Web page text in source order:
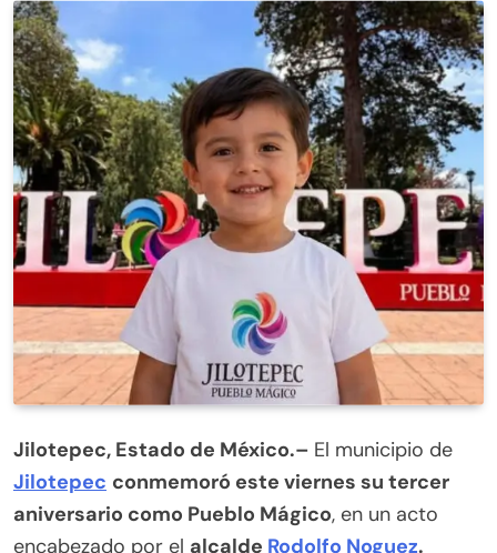
Jilotepec, Estado de México.– El municipio de
Jilotepec conmemoró este viernes su tercer
aniversario como Pueblo Mágico, en un acto
encabezado por el alcalde Rodolfo Noguez.